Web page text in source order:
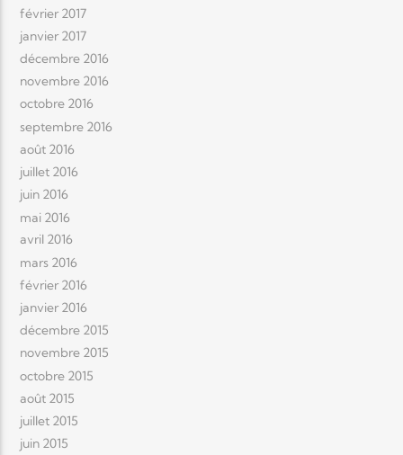
février 2017
janvier 2017
décembre 2016
novembre 2016
octobre 2016
septembre 2016
août 2016
juillet 2016
juin 2016
mai 2016
avril 2016
mars 2016
février 2016
janvier 2016
décembre 2015
novembre 2015
octobre 2015
août 2015
juillet 2015
juin 2015